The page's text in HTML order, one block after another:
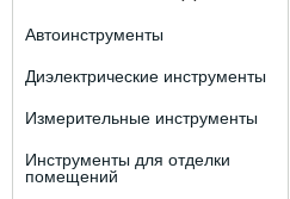
Автоинструменты
Диэлектрические инструменты
Измерительные инструменты
Инструменты для отделки
помещений